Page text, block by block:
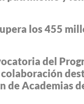
los 455
del
de Academias